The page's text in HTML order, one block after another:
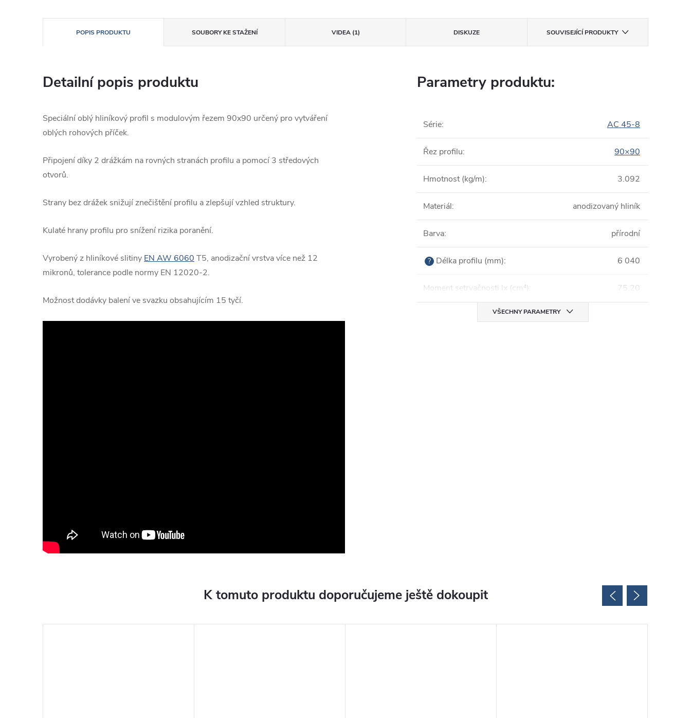
POPIS PRODUKTU SOUBORY KE STAŽENÍ VIDEA (1) DISKUZE SOUVISEJÍCÍ PRODUKTY
Detailní popis produktu
Speciální oblý hliníkový profil s modulovým řezem 90x90 určený pro vytváření
oblých rohových příček.
Připojení díky 2 drážkám na rovných stranách profilu a pomocí 3 středových
otvorů.
Strany bez drážek snižují znečištění profilu a zlepšují vzhled struktury.
Kulaté hrany profilu pro snížení rizika poranění.
Vyrobený z hliníkové slitiny EN AW 6060 T5, anodizační vrstva více než 12
mikronů, tolerance podle normy EN 12020-2.
Možnost dodávky balení ve svazku obsahujícím 15 tyčí.
Parametry produktu:
Série: AC 45-8
Řez profilu: 90×90
Hmotnost (kg/m): 3.092
Materiál: anodizovaný hliník
Barva: přírodní
? Délka profilu (mm): 6 040
Moment setrvačnosti lx (cm⁴): 75,20
VŠECHNY PARAMETRY
K tomuto produktu doporučujeme ještě dokoupit